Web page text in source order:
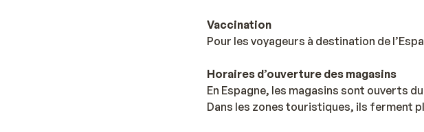
Vaccination
Pour les voyageurs à destination de
Horaires d’ouverture des magasins
En Espagne, les magasins sont ouverts
Dans les zones touristiques, ils ferment